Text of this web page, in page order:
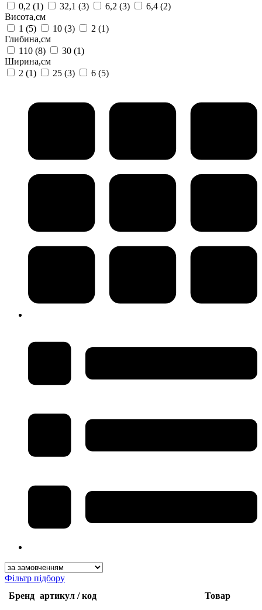
0,2 (1) 32,1 (3) 6,2 (3) 6,4 (2)
Висота,см
1 (5) 10 (3) 2 (1)
Глибина,см
110 (8) 30 (1)
Ширина,см
2 (1) 25 (3) 6 (5)
Фільтр підбору
Бренд артикул / код Товар